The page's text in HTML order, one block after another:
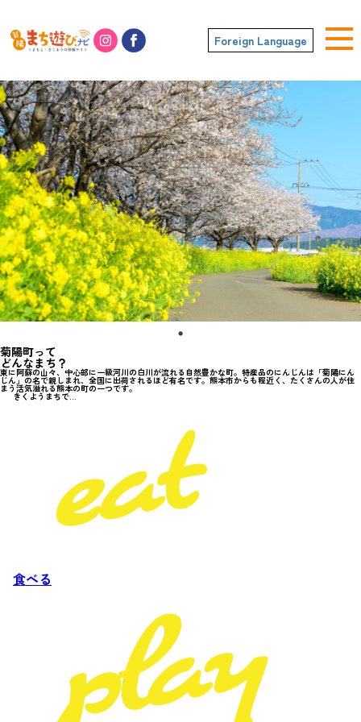
Foreign Language
菊陽町って
どんなまち？
東に阿蘇の山々、中心部に一級河川の白川が流れる自然豊かな町。特産品のにんじんは「菊陽にん
じん」の名で親しまれ、全国に出荷されるほど有名です。熊本市からも程近く、たくさんの人が住
まう活気溢れる熊本の町の一つです。
きくようまちで...
食べる